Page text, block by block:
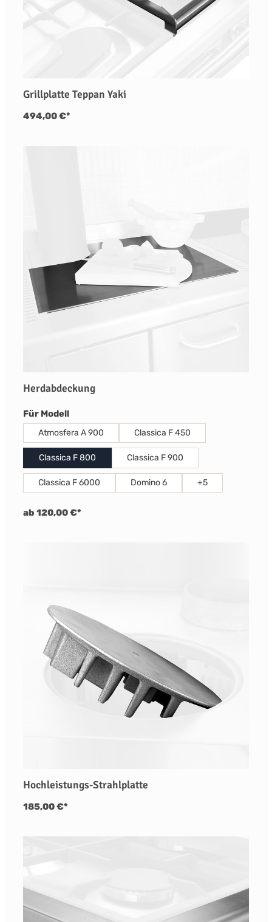
Grillplatte Teppan Yaki
494,00 €*
Herdabdeckung
Für Modellauswählen
Atmosfera A 900 Classica F 450
Classica F 800 Classica F 900
Classica F 6000 Domino 6 +5
ab 120,00 €*
Hochleistungs-Strahlplatte
185,00 €*